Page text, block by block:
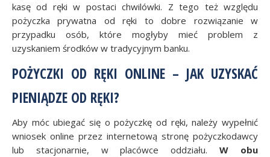
kasę od ręki w postaci chwilówki. Z tego też względu
pożyczka prywatna od ręki to dobre rozwiązanie w
przypadku osób, które mogłyby mieć problem z
uzyskaniem środków w tradycyjnym banku.
POŻYCZKI OD RĘKI ONLINE – JAK UZYSKAĆ
PIENIĄDZE OD RĘKI?
Aby móc ubiegać się o pożyczkę od ręki, należy wypełnić
wniosek online przez internetową stronę pożyczkodawcy
lub stacjonarnie, w placówce oddziału.W obu